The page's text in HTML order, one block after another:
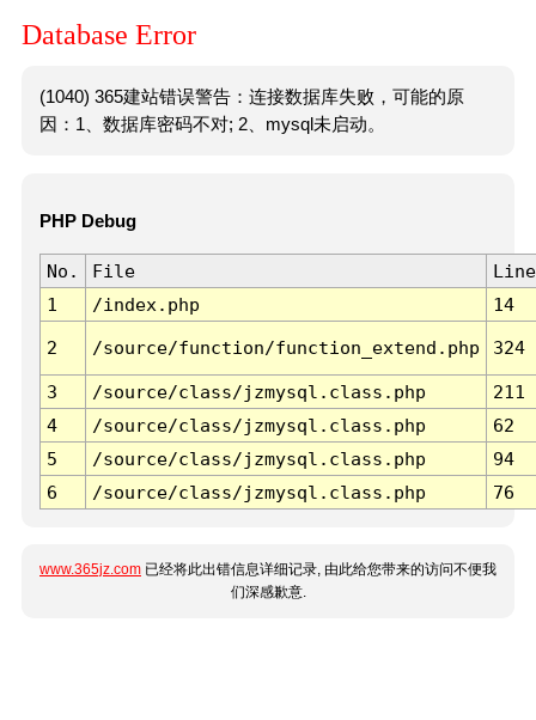
Database Error
(1040) 365建站错误警告：连接数据库失败，可能的原
因：1、数据库密码不对; 2、mysql未启动。
PHP Debug
No. File
Line
1
/index.php 14
2 /source/function/function_extend.php 324
3 /source/class/jzmysql.class.php
211
4
/source/class/jzmysql.class.php
62
5
/source/class/jzmysql.class.php
94
6
/source/class/jzmysql.class.php 76
www.365jz.com 已经将此出错信息详细记录, 由此给您带来的访问不便我
们深感歉意.